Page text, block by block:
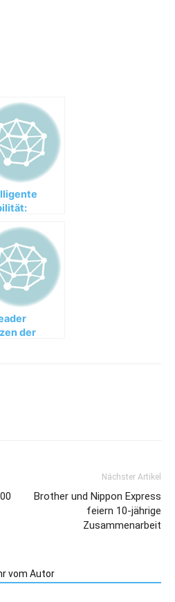
der
Maut
der
Nächster Artikel
Brother und Nippon Express
feiern 10-jährige
Zusammenarbeit
vom Autor